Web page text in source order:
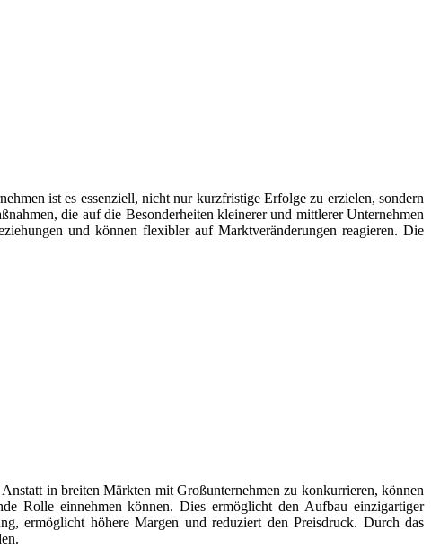
ist es essenziell, nicht nur kurzfristige Erfolge zu erzielen, sondern
die auf die Besonderheiten kleinerer und mittlerer Unternehmen
und können flexibler auf Marktveränderungen reagieren. Die
in breiten Märkten mit Großunternehmen zu konkurrieren, können
Rolle einnehmen können. Dies ermöglicht den Aufbau einzigartiger
ermöglicht höhere Margen und reduziert den Preisdruck. Durch das